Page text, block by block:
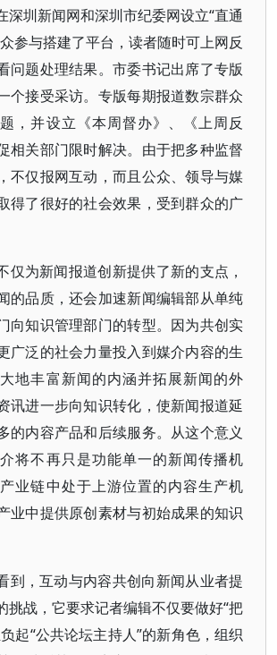
深圳新闻网和深圳市纪委网设立“直通
参与搭建了平台，读者随时可上网反
问题处理结果。市委书记出席了专版
个接受采访。专版每期报道数宗群众
，并设立《本周督办》、《上周反
相关部门限时解决。由于把多种监督
不仅报网互动，而且公众、领导与媒
得了很好的社会效果，受到群众的广
仅为新闻报道创新提供了新的支点，
的品质，还会加速新闻编辑部从单纯
向知识管理部门的转型。因为共创实
广泛的社会力量投入到媒介内容的生
地丰富新闻的内涵并拓展新闻的外
讯进一步向知识转化，使新闻报道延
的内容产品和后续服务。从这个意义
将不再只是功能单一的新闻传播机
业链中处于上游位置的内容生产机
业中提供原创素材与初始成果的知识
到，互动与内容共创向新闻从业者提
挑战，它要求记者编辑不仅要做好“把
起“公共论坛主持人”的新角色，组织